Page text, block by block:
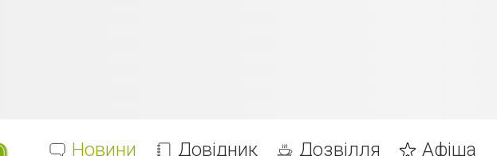
Новини Довідник Дозвілля Афіша